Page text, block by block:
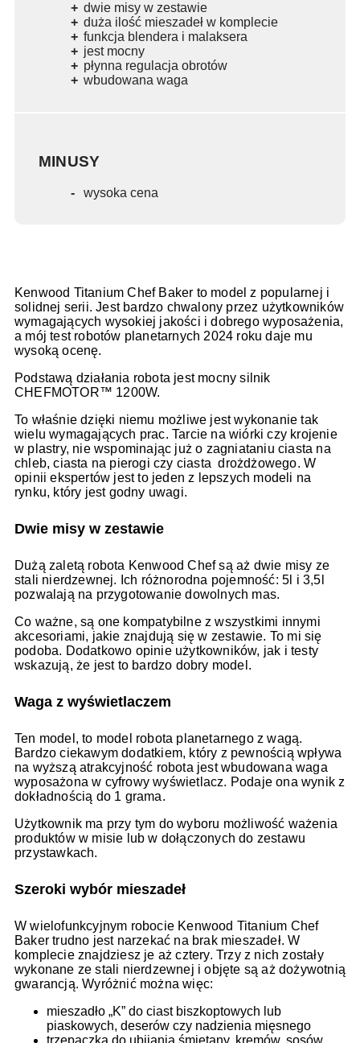
dwie misy w zestawie
duża ilość mieszadeł w komplecie
funkcja blendera i malaksera
jest mocny
płynna regulacja obrotów
wbudowana waga
MINUSY
wysoka cena
Kenwood Titanium Chef Baker to model z popularnej i
solidnej serii. Jest bardzo chwalony przez użytkowników
wymagających wysokiej jakości i dobrego wyposażenia,
a mój test robotów planetarnych 2024 roku daje mu
wysoką ocenę.
Podstawą działania robota jest mocny silnik
CHEFMOTOR™ 1200W.
To właśnie dzięki niemu możliwe jest wykonanie tak
wielu wymagających prac. Tarcie na wiórki czy krojenie
w plastry, nie wspominając już o zagniataniu ciasta na
chleb, ciasta na pierogi czy ciasta drożdżowego. W
opinii ekspertów jest to jeden z lepszych modeli na
rynku, który jest godny uwagi.
Dwie misy w zestawie
Dużą zaletą robota Kenwood Chef są aż dwie misy ze
stali nierdzewnej. Ich różnorodna pojemność: 5l i 3,5l
pozwalają na przygotowanie dowolnych mas.
Co ważne, są one kompatybilne z wszystkimi innymi
akcesoriami, jakie znajdują się w zestawie. To mi się
podoba. Dodatkowo opinie użytkowników, jak i testy
wskazują, że jest to bardzo dobry model.
Waga z wyświetlaczem
Ten model, to model robota planetarnego z wagą.
Bardzo ciekawym dodatkiem, który z pewnością wpływa
na wyższą atrakcyjność robota jest wbudowana waga
wyposażona w cyfrowy wyświetlacz. Podaje ona wynik z
dokładnością do 1 grama.
Użytkownik ma przy tym do wyboru możliwość ważenia
produktów w misie lub w dołączonych do zestawu
przystawkach.
Szeroki wybór mieszadeł
W wielofunkcyjnym robocie Kenwood Titanium Chef
Baker trudno jest narzekać na brak mieszadeł. W
komplecie znajdziesz je aż cztery. Trzy z nich zostały
wykonane ze stali nierdzewnej i objęte są aż dożywotnią
gwarancją. Wyróżnić można więc:
mieszadło „K” do ciast biszkoptowych lub
piaskowych, deserów czy nadzienia mięsnego